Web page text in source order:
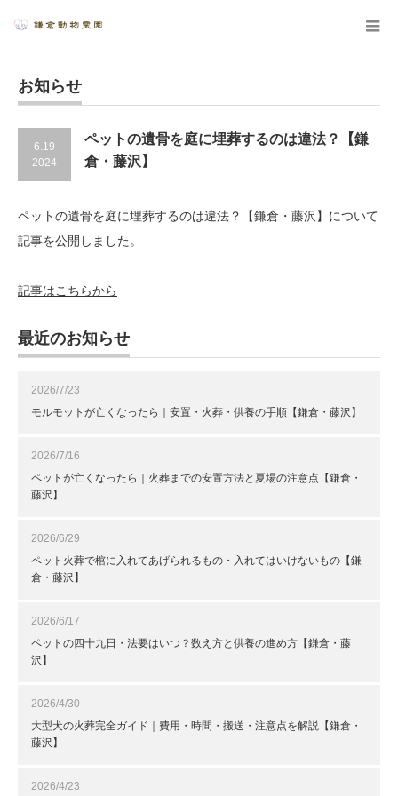
お知らせ
6.19
2024
ペットの遺骨を庭に埋葬するのは違法？【鎌
倉・藤沢】
ペットの遺骨を庭に埋葬するのは違法？【鎌倉・藤沢】について
記事を公開しました。
記事はこちらから
最近のお知らせ
2026/7/23
モルモットが亡くなったら｜安置・火葬・供養の手順【鎌倉・藤沢】
2026/7/16
ペットが亡くなったら｜火葬までの安置方法と夏場の注意点【鎌倉・
藤沢】
2026/6/29
ペット火葬で棺に入れてあげられるもの・入れてはいけないもの【鎌
倉・藤沢】
2026/6/17
ペットの四十九日・法要はいつ？数え方と供養の進め方【鎌倉・藤
沢】
2026/4/30
大型犬の火葬完全ガイド｜費用・時間・搬送・注意点を解説【鎌倉・
藤沢】
2026/4/23